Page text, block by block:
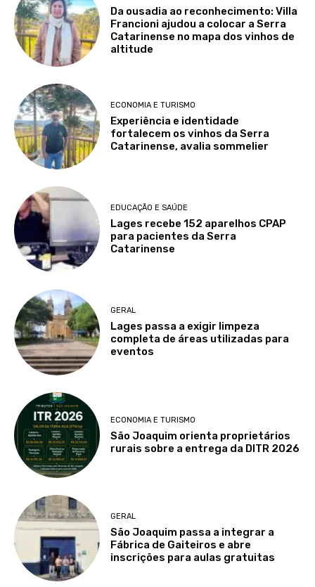
Da ousadia ao reconhecimento: Villa
Francioni ajudou a colocar a Serra
Catarinense no mapa dos vinhos de
altitude
ECONOMIA E TURISMO
Experiência e identidade
fortalecem os vinhos da Serra
Catarinense, avalia sommelier
EDUCAÇÃO E SAÚDE
Lages recebe 152 aparelhos CPAP
para pacientes da Serra
Catarinense
GERAL
Lages passa a exigir limpeza
completa de áreas utilizadas para
eventos
ECONOMIA E TURISMO
São Joaquim orienta proprietários
rurais sobre a entrega da DITR 2026
GERAL
São Joaquim passa a integrar a
Fábrica de Gaiteiros e abre
inscrições para aulas gratuitas